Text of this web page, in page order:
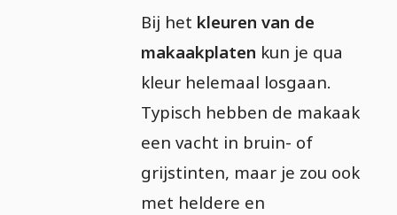
Bij het kleuren van de
makaakplaten kun je qua
kleur helemaal losgaan.
Typisch hebben de makaak
een vacht in bruin- of
grijstinten, maar je zou ook
met heldere en